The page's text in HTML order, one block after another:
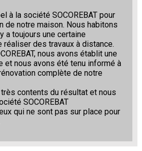
à la société SOCOREBAT pour
de notre maison. Nous habitons
a toujours une certaine
réaliser des travaux à distance.
nous avons établit une
et nous avons été tenu informé à
complète de notre
contents du résultat et nous
SOCOREBAT
qui ne sont pas sur place pour